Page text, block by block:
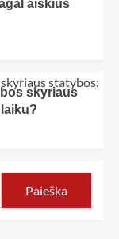
aiškius
skyriaus